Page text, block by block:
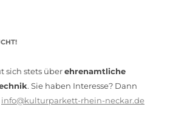
sich stets überehrenamtliche
. Sie haben Interesse? Dann
info@kulturparkett-rhein-neckar.de